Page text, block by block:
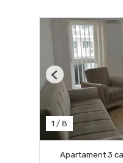
1 / 8
Previous
Apartament 3